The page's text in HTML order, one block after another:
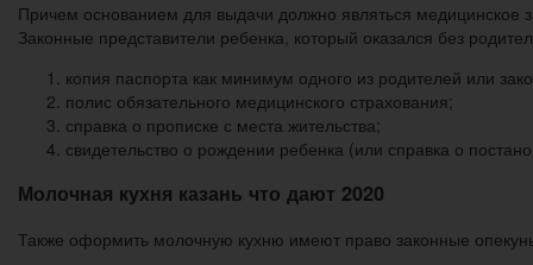
Причем основанием для выдачи должно являться
Законные представители ребенка, который оказался без
копия паспорта как минимум одного из родителей или
полис обязательного медицинского страхования;
справка о прописке с места жительства;
свидетельство о рождении ребенка (или справка о
Молочная кухня казань что дают 2020
Также оформить молочную кухню имеют право законные